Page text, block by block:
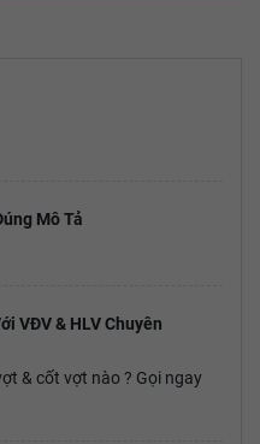
Mô Tả
VĐV & HLV Chuyên
& cốt vợt nào ? Gọi ngay